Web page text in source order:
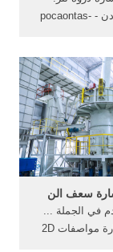
مواصفات المعادن - pocaontas-
جديده,
. [الدردشة
أستراليا
سعف الن
في الجملة ...
حزام ناقل كسارة مواصفات 2D